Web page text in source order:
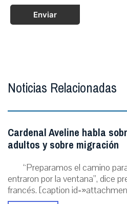
Enviar
Noticias Relacionadas
Cardenal Aveline habla
adultos y sobre migración
“Preparamos el camino
entraron por la ventana”, dice
francés. [caption